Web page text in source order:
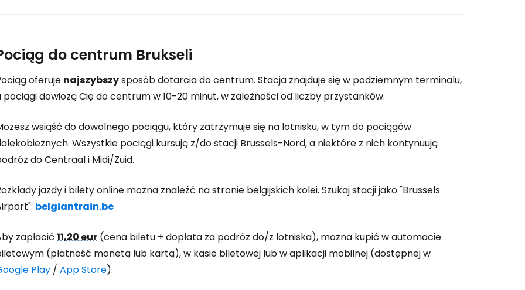
do centrum Brukseli
oferuje najszybszysposób dotarcia do centrum. Stacja znajduje się w podziemnym terminalu,
pociągi dowiozą Cię do centrum w 10-20 minut, w zależności od liczby przystanków.
wsiąść do dowolnego pociągu, który zatrzymuje się na lotnisku, w tym do pociągów
Wszystkie pociągi kursują z/do stacji Brussels-Nord, a niektóre z nich kontynuują
do Centraal i Midi/Zuid.
jazdy i bilety online można znaleźć na stronie belgijskich kolei. Szukaj stacji jako "Brussels
belgiantrain.be
zapłacić 11,20 eur (cena biletu + dopłata za podróż do/z lotniska), można kupić w automacie
(płatność monetą lub kartą), w kasie biletowej lub w aplikacji mobilnej (dostępnej w
Play / App Store).
Zaloguj się do Cestee